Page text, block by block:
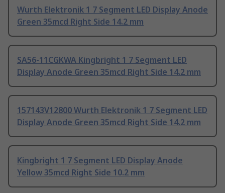
Wurth Elektronik 1 7 Segment LED Display Anode
Green 35mcd Right Side 14.2 mm
SA56-11CGKWA Kingbright 1 7 Segment LED
Display Anode Green 35mcd Right Side 14.2 mm
157143V12800 Wurth Elektronik 1 7 Segment LED
Display Anode Green 35mcd Right Side 14.2 mm
Kingbright 1 7 Segment LED Display Anode
Yellow 35mcd Right Side 10.2 mm